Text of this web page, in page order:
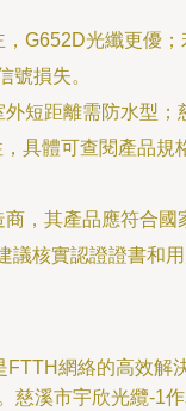
，G652D光纖更優；
號損失。
短距離需防水型；
具體可查閱產品規
商，其產品應符合國
議核實認證證書和
FTTH網絡的高效解
慈溪市宇欣光纜-1